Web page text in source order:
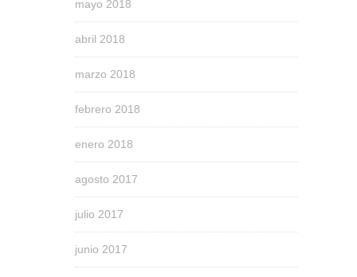
mayo 2018
abril 2018
marzo 2018
febrero 2018
enero 2018
agosto 2017
julio 2017
junio 2017